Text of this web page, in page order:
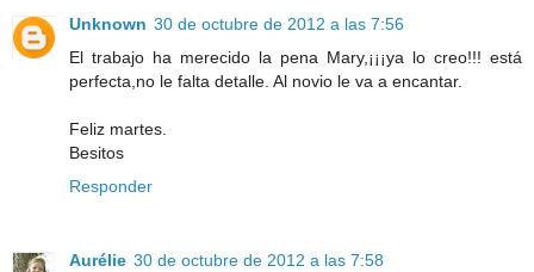
Unknown 30 de octubre de 2012 a las 7:56
El trabajo ha merecido la pena Mary,¡¡¡ya lo creo!!! está
perfecta,no le falta detalle. Al novio le va a encantar.
Feliz martes.
Besitos
Responder
Aurélie 30 de octubre de 2012 a las 7:58